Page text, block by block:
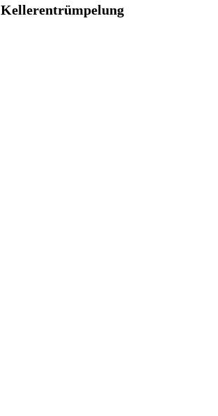
Kellerentrümpelung